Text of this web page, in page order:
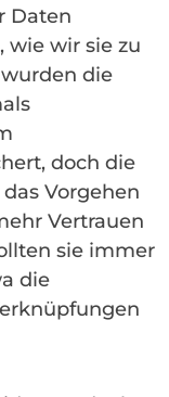
Daten
wie wir sie zu
die
doch die
Vorgehen
Vertrauen
sie immer
die